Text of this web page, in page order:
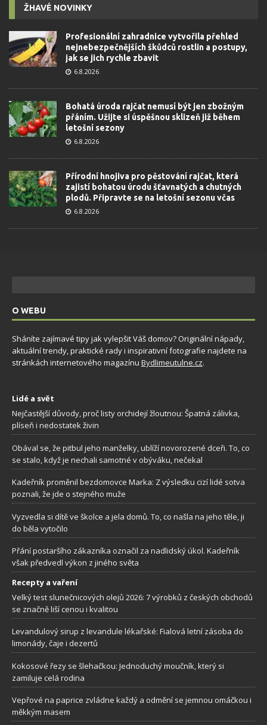
ŽHAVÉ NOVINKY
Profesionální zahradnice vytvořila přehled
nejnebezpečnějších škůdců rostlin a postupy,
jak se jich rychle zbavit
6.8.2026
Bohatá úroda rajčat nemusí být jen zbožným
přáním. Užijte si úspěšnou sklizeň již během
letošní sezony
6.8.2026
Přírodní hnojiva pro pěstování rajčat, která
zajistí bohatou úrodu šťavnatých a chutných
plodů. Připravte se na letošní sezonu včas
6.8.2026
O WEBU
Sháníte zajímavé tipy jak vylepšit Váš domov? Originální nápady,
aktuální trendy, praktické rady i inspirativní fotografie najdete na
stránkách internetového magazínu Bydlimeutulne.cz.
Lidé a svět
Nejčastější důvody, proč listy orchidejí žloutnou: Špatná zálivka,
plíseň i nedostatek živin
Obával se, že pitbul jeho manželky, ublíží novorozené dceři. To, co
se stalo, když je nechali samotné v obýváku, nečekal
Kadeřník proměnil bezdomovce Marka: Z výsledku cizí lidé sotva
poznali, že jde o stejného muže
Vyzvedla si dítě ve školce a jela domů. To, co našla na jeho těle, ji
do běla vytočilo
Přání postaršího zákazníka označil za nadlidský úkol. Kadeřník
však předvedl výkon z jiného světa
Recepty a vaření
Velký test slunečnicových olejů 2026: 7 výrobků z českých obchodů
se značně liší cenou i kvalitou
Levandulový sirup z levandule lékařské: Fialová letní zásoba do
limonády, čaje i dezertů
Kokosové řezy se šlehačkou: Jednoduchý moučník, který si
zamiluje celá rodina
Vepřové na paprice zvládne každý a odmění se jemnou omáčkou i
měkkým masem